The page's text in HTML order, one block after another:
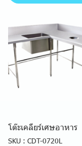
โต๊ะเคลียร์เศษอาหาร
SKU : CDT-0720L